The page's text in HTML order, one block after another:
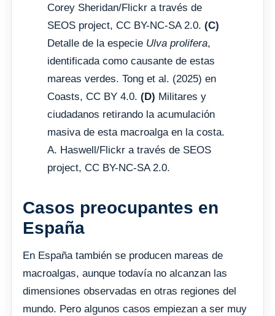
Corey Sheridan/Flickr a través de
SEOS project, CC BY-NC-SA 2.0. (C)
Detalle de la especie Ulva prolifera,
identificada como causante de estas
mareas verdes. Tong et al. (2025) en
Coasts, CC BY 4.0. (D) Militares y
ciudadanos retirando la acumulación
masiva de esta macroalga en la costa.
A. Haswell/Flickr a través de SEOS
project, CC BY-NC-SA 2.0.
Casos preocupantes en
España
En España también se producen mareas de
macroalgas, aunque todavía no alcanzan las
dimensiones observadas en otras regiones del
mundo. Pero algunos casos empiezan a ser muy